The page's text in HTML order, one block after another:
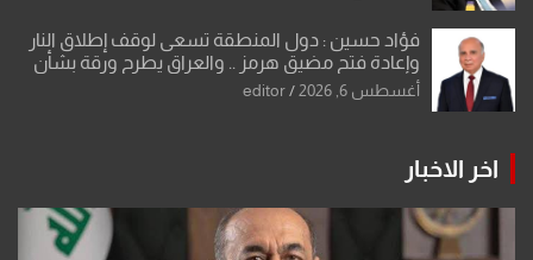
فؤاد حسين : دول المنطقة تسعى لوقف إطلاق النار
وإعادة فتح مضيق هرمز .. والعراق يطرح ورقة بشأن
تحولات القدس
أغسطس 6, 2026 editor
اخر الاخبار